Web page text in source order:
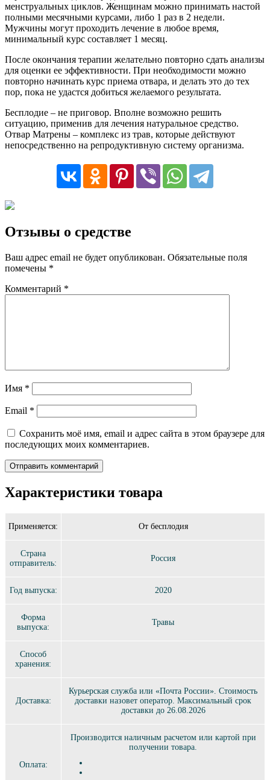
менструальных циклов. Женщинам можно принимать настой
полными месячными курсами, либо 1 раз в 2 недели.
Мужчины могут проходить лечение в любое время,
минимальный курс составляет 1 месяц.
После окончания терапии желательно повторно сдать анализы
для оценки ее эффективности. При необходимости можно
повторно начинать курс приема отвара, и делать это до тех
пор, пока не удастся добиться желаемого результата.
Бесплодие – не приговор. Вполне возможно решить
ситуацию, применив для лечения натуральное средство.
Отвар Матрены – комплекс из трав, которые действуют
непосредственно на репродуктивную систему организма.
Отзывы о средстве
Ваш адрес email не будет опубликован. Обязательные поля
помечены *
Комментарий *
Имя *
Email *
Сохранить моё имя, email и адрес сайта в этом браузере для
последующих моих комментариев.
Характеристики товара
Применяется: От бесплодия
Страна
отправитель:
Россия
Год выпуска: 2020
Форма
выпуска:
Травы
Способ
хранения:
Доставка:
Курьерская служба или «Почта России». Стоимость
доставки назовет оператор. Максимальный срок
доставки до 26.08.2026
Оплата:
Производится наличным расчетом или картой при
получении товара.